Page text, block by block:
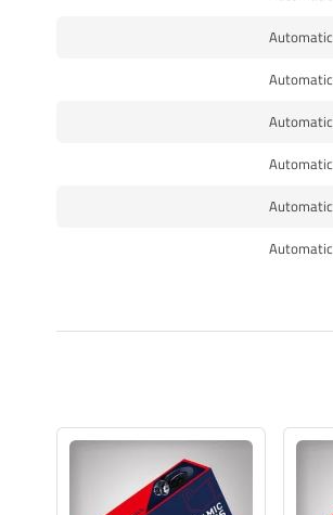
Automatic
Automatic
Automatic
Automatic
Automatic
Automatic